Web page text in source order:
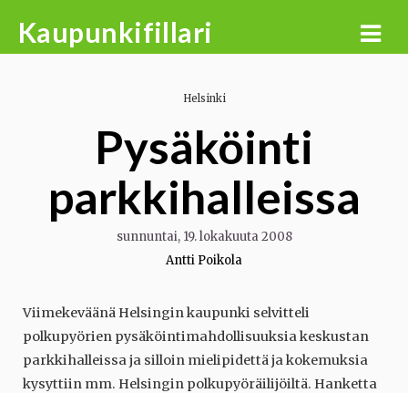
Kaupunkifillari
Helsinki
Pysäköinti
parkkihalleissa
sunnuntai, 19. lokakuuta 2008
Antti Poikola
Viimekeväänä Helsingin kaupunki selvitteli
polkupyörien pysäköintimahdollisuuksia keskustan
parkkihalleissa ja silloin mielipidettä ja kokemuksia
kysyttiin mm. Helsingin polkupyöräilijöiltä. Hanketta